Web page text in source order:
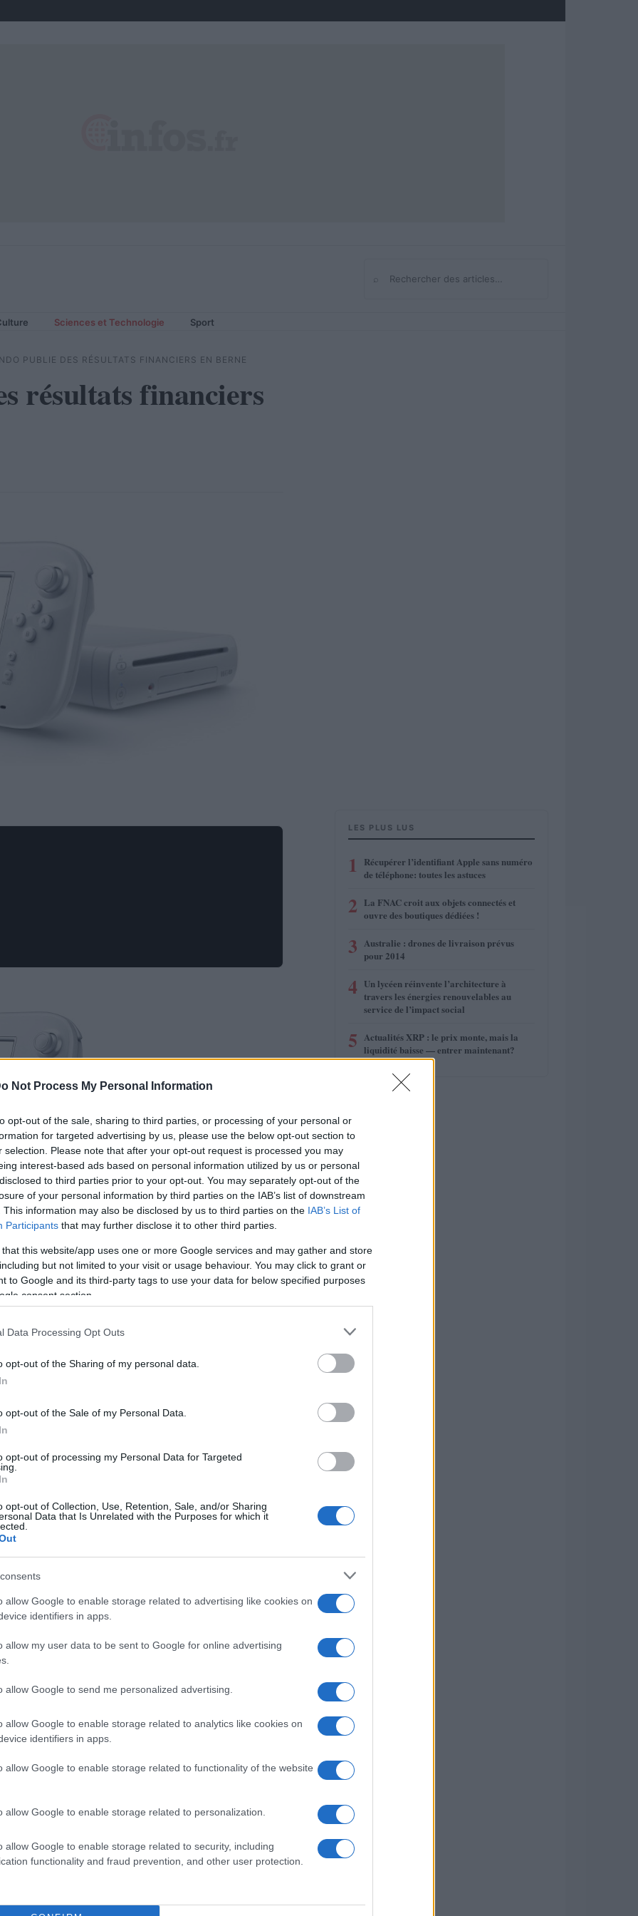
Not Process My Personal Information
opt-out of the sale, sharing to third parties, or processing of your personal or
for targeted advertising by us, please use the below opt-out section to
selection. Please note that after your opt-out request is processed you may
interest-based ads based on personal information utilized by us or personal
to third parties prior to your opt-out. You may separately opt-out of the
of your personal information by third parties on the IAB’s list of downstream
This information may also be disclosed by us to third parties on the IAB’s List of
Participants that may further disclose it to other third parties.
that this website/app uses one or more Google services and may gather and store
but not limited to your visit or usage behaviour. You may click to grant or
to Google and its third-party tags to use your data for below specified purposes
consent section.
Data Processing Opt Outs
opt-out of the Sharing of my personal data.
opt-out of the Sale of my Personal Data.
opt-out of processing my Personal Data for Targeted
opt-out of Collection, Use, Retention, Sale, and/or Sharing
Data that Is Unrelated with the Purposes for which it
allow Google to enable storage related to advertising like cookies on
identifiers in apps.
allow my user data to be sent to Google for online advertising
allow Google to send me personalized advertising.
allow Google to enable storage related to analytics like cookies on
identifiers in apps.
allow Google to enable storage related to functionality of the website
allow Google to enable storage related to personalization.
allow Google to enable storage related to security, including
functionality and fraud prevention, and other user protection.
Rechercher
Sciences et Technologie Sport
PUBLIE DES RÉSULTATS FINANCIERS EN BERNE
résultats financiers
financiers décevants pour le premier
Kart 8, qui s’est écoulé à près de 3 millions
Nintendo accuse un chiffre d’affaires en très forte
a perdu 92,7 millions de dollars, malgré les
et les ventes de Wii U légèrement reparties à la
540 000 consoles Wii U sur la période, après
U qui se sont écoulées depuis la sortie de la
4 sortie quant à elle en novembre 2013.
les bénéfices, comme l’annoncent ses
de l’exercice fiscal annuel.
LES PLUS LUS
1
Récupérer l’identifiant Apple sans numéro
de téléphone: toutes les astuces
2 La FNAC croit aux objets connectés et
ouvre des boutiques dédiées !
3 Australie : drones de livraison prévus
pour 2014
4 Un lycéen réinvente l’architecture à
travers les énergies renouvelables au
service de l’impact social
5 Actualités XRP : le prix monte, mais la
liquidité baisse — entrer maintenant?